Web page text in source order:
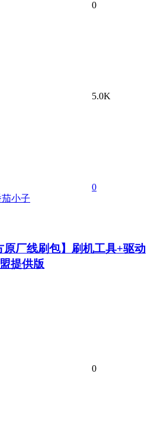
0
5.0K
0
小子
原厂线刷包】刷机工具+驱动
提供版
0